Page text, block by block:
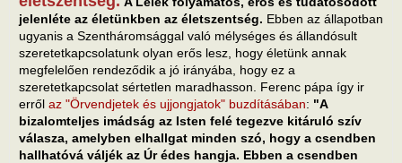
jelenléte az életünkben az életszentség. Ebben az állapotban
ugyanis a Szentháromsággal való mélységes és állandósult
szeretetkapcsolatunk olyan erős lesz, hogy életünk annak
megfelelően rendeződik a jó irányába, hogy ez a
szeretetkapcsolat sértetlen maradhasson. Ferenc pápa így ir
erről az "Örvendjetek és ujjongjatok" buzdításában: "A
bizalomteljes imádság az Isten felé tegezve kitáruló szív
válasza, amelyben elhallgat minden szó, hogy a csendben
hallhatóvá váljék az Úr édes hangja. Ebben a csendben